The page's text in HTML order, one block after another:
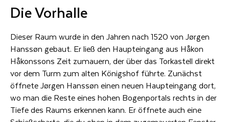
Die Vorhalle
Dieser Raum wurde in den Jahren nach 1520 von Jørgen
Hanssøn gebaut. Er ließ den Haupteingang aus Håkon
Håkonssons Zeit zumauern, der über das Torkastell direkt
vor dem Turm zum alten Königshof führte. Zunächst
öffnete Jørgen Hanssøn einen neuen Haupteingang dort,
wo man die Reste eines hohen Bogenportals rechts in der
Tiefe des Raums erkennen kann. Er öffnete auch eine